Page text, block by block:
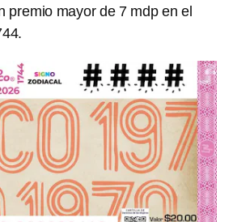
premio mayor de 7 mdp en el